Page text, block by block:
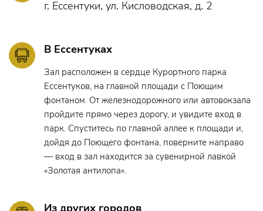
г. Ессентуки, ул. Кисловодская, д. 2
В Ессентуках
Зал расположен в сердце Курортного парка
Ессентуков, на главной площади с Поющим
фонтаном. От железнодорожного или автовокзала
пройдите прямо через дорогу, и увидите вход в
парк. Спуститесь по главной аллее к площади и,
дойдя до Поющего фонтана, поверните направо
— вход в зал находится за сувенирной лавкой
«Золотая антилопа».
Из других городов